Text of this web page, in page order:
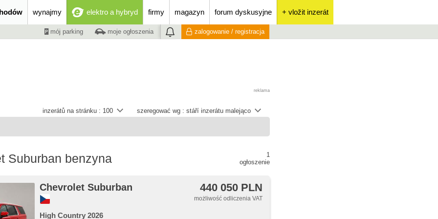
wynajmy elektro a hybryd firmy magazyn forum dyskusyjne + vložit inzerát
mój parking moje ogłoszenia zalogowanie / registracja
reklama
szeregować wg : stáří inzerátu malejąco
inzerátů na stránku : 100
Suburban benzyna
1
ogłoszenie
Chevrolet Suburban 440 050 PLN
możliwość odliczenia VAT
High Country 2026